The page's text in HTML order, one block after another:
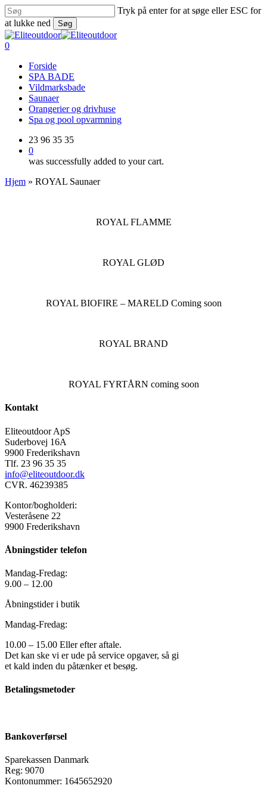
Skip
to
main
content
Tryk på enter for at søge eller ESC for
at lukke ned
Søg
Close
Search
0
Forside
SPA BADE
Vildmarksbade
Saunaer
Orangerier og drivhuse
Spa og pool opvarmning
23 96 35 35
0
was successfully added to your cart.
Hjem » ROYAL Saunaer
ROYAL FLAMME
ROYAL GLØD
ROYAL BIOFIRE – MARELD Coming soon
ROYAL BRAND
ROYAL FYRTÅRN coming soon
Kontakt
Eliteoutdoor ApS
Suderbovej 16A
9900 Frederikshavn
Tlf. 23 96 35 35
info@eliteoutdoor.dk
CVR. 46239385
Kontor/bogholderi:
Vesteråsene 22
9900 Frederikshavn
Åbningstider telefon
Mandag-Fredag:
9.00 – 12.00
Åbningstider i butik
Mandag-Fredag:
10.00 – 15.00 Eller efter aftale.
Det kan ske vi er ude på service opgaver, så gi
et kald inden du påtænker et besøg.
Betalingsmetoder
Bankoverførsel
Sparekassen Danmark
Reg: 9070
Kontonummer: 1645652920